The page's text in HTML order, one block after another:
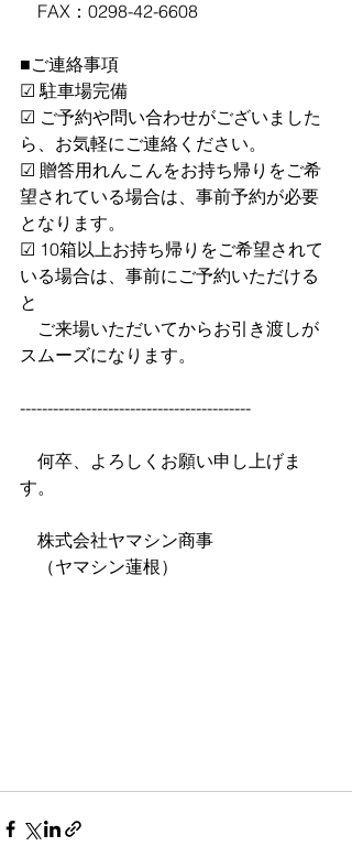
FAX：0298-42-6608
■ご連絡事項
☑ 駐車場完備
☑ ご予約や問い合わせがございました
ら、お気軽にご連絡ください。
☑ 贈答用れんこんをお持ち帰りをご希
望されている場合は、事前予約が必要
となります。
☑ 10箱以上お持ち帰りをご希望されて
いる場合は、事前にご予約いただける
と
ご来場いただいてからお引き渡しが
スムーズになります。
------------------------------------------
何卒、よろしくお願い申し上げま
す。
株式会社ヤマシン商事
（ヤマシン蓮根）